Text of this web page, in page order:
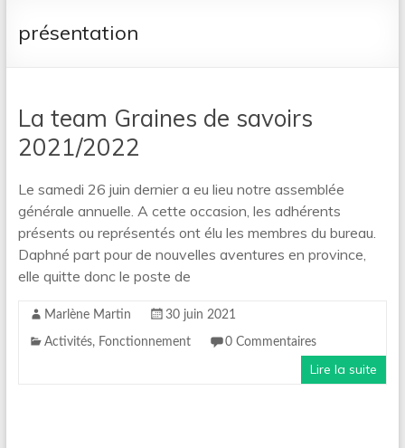
présentation
La team Graines de savoirs
2021/2022
Le samedi 26 juin dernier a eu lieu notre assemblée
générale annuelle. A cette occasion, les adhérents
présents ou représentés ont élu les membres du bureau.
Daphné part pour de nouvelles aventures en province,
elle quitte donc le poste de
Marlène Martin 30 juin 2021
Activités, Fonctionnement 0 Commentaires
Lire la suite